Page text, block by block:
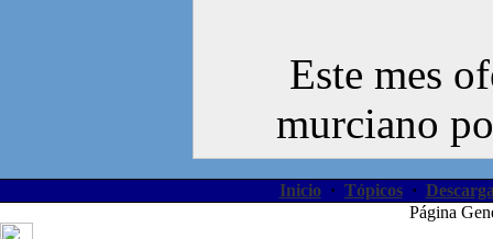
Este mes
murciano
Inicio· Tópicos·
Página